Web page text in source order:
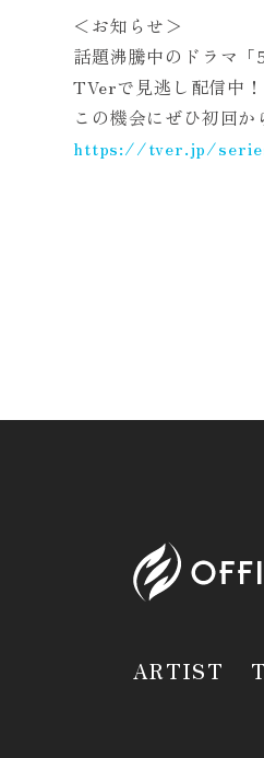
＜お知らせ＞
話題沸騰中のドラマ「
TVerで見逃し配信中！
この機会にぜひ初回か
https://tver.jp/
ARTIST